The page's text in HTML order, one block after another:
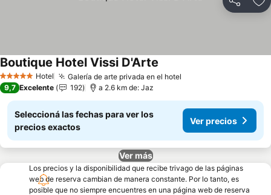
Compartir
5 Estrellas Hotel Galería de arte privada en el hotel
Boutique Hotel Vissi D'Arte
9,7 Excelente 192 a 2.6 km de: Jaz
Seleccioná las fechas para ver los
precios exactos
Ver precios
Ver más
Los precios y la disponibilidad que recibe trivago de las páginas
web de reserva cambian de manera constante. Por lo tanto, es
posible que no siempre encuentres en una página web de reserva